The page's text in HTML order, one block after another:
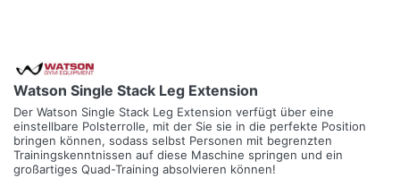
Watson Single Stack Leg Extension
Der Watson Single Stack Leg Extension verfügt über eine
einstellbare Polsterrolle, mit der Sie sie in die perfekte Position
bringen können, sodass selbst Personen mit begrenzten
Trainingskenntnissen auf diese Maschine springen und ein
großartiges Quad-Training absolvieren können!